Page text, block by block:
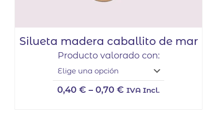
Silueta madera caballito de mar
Producto valorado con:
0,40 € – 0,70 € IVA Incl.